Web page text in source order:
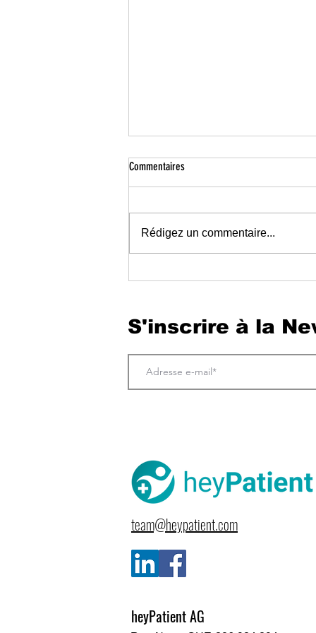
Commentaires
Rédigez un commentaire...
S'inscrire à la
team@heypatient.com
heyPatient AG